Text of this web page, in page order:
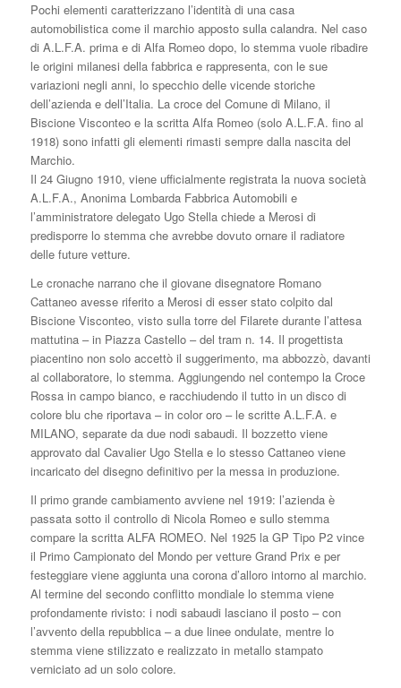
Pochi elementi caratterizzano l’identità di una casa
automobilistica come il marchio apposto sulla calandra. Nel caso
di A.L.F.A. prima e di Alfa Romeo dopo, lo stemma vuole ribadire
le origini milanesi della fabbrica e rappresenta, con le sue
variazioni negli anni, lo specchio delle vicende storiche
dell’azienda e dell’Italia. La croce del Comune di Milano, il
Biscione Visconteo e la scritta Alfa Romeo (solo A.L.F.A. fino al
1918) sono infatti gli elementi rimasti sempre dalla nascita del
Marchio.
Il 24 Giugno 1910, viene ufficialmente registrata la nuova società
A.L.F.A., Anonima Lombarda Fabbrica Automobili e
l’amministratore delegato Ugo Stella chiede a Merosi di
predisporre lo stemma che avrebbe dovuto ornare il radiatore
delle future vetture.
Le cronache narrano che il giovane disegnatore Romano
Cattaneo avesse riferito a Merosi di esser stato colpito dal
Biscione Visconteo, visto sulla torre del Filarete durante l’attesa
mattutina – in Piazza Castello – del tram n. 14. Il progettista
piacentino non solo accettò il suggerimento, ma abbozzò, davanti
al collaboratore, lo stemma. Aggiungendo nel contempo la Croce
Rossa in campo bianco, e racchiudendo il tutto in un disco di
colore blu che riportava – in color oro – le scritte A.L.F.A. e
MILANO, separate da due nodi sabaudi. Il bozzetto viene
approvato dal Cavalier Ugo Stella e lo stesso Cattaneo viene
incaricato del disegno definitivo per la messa in produzione.
Il primo grande cambiamento avviene nel 1919: l’azienda è
passata sotto il controllo di Nicola Romeo e sullo stemma
compare la scritta ALFA ROMEO. Nel 1925 la GP Tipo P2 vince
il Primo Campionato del Mondo per vetture Grand Prix e per
festeggiare viene aggiunta una corona d’alloro intorno al marchio.
Al termine del secondo conflitto mondiale lo stemma viene
profondamente rivisto: i nodi sabaudi lasciano il posto – con
l’avvento della repubblica – a due linee ondulate, mentre lo
stemma viene stilizzato e realizzato in metallo stampato
verniciato ad un solo colore.